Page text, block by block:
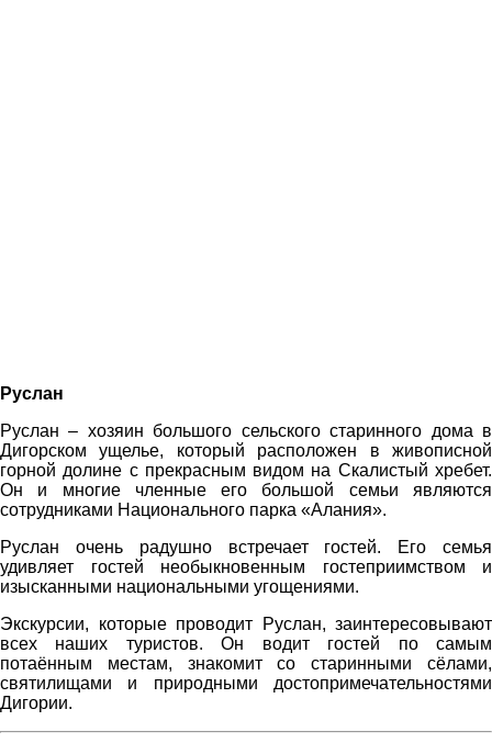
Руслан
Руслан – хозяин большого сельского старинного дома в
Дигорском ущелье, который расположен в живописной
горной долине с прекрасным видом на Скалистый хребет.
Он и многие членные его большой семьи являются
сотрудниками Национального парка «Алания».
Руслан очень радушно встречает гостей. Его семья
удивляет гостей необыкновенным гостеприимством и
изысканными национальными угощениями.
Экскурсии, которые проводит Руслан, заинтересовывают
всех наших туристов. Он водит гостей по самым
потаённым местам, знакомит со старинными сёлами,
святилищами и природными достопримечательностями
Дигории.